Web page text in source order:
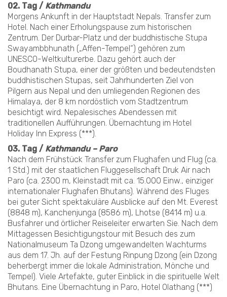
02. Tag / Kathmandu
Morgens Ankunft in der Hauptstadt Nepals. Transfer zum
Hotel. Nach einer Erholungspause zum historischen
Zentrum. Der Durbar-Platz und der buddhistische Stupa
Swayambbhunath („Affen-Tempel“) gehören zum
UNESCO-Weltkulturerbe. Dazu gehört auch der
Boudhanath Stupa, einer der größten und bedeutendsten
buddhistischen Stupas, seit Jahrhunderten Ziel von
Pilgern aus Nepal und den umliegenden Regionen des
Himalaya, der 8 km nordöstlich vom Stadtzentrum
besichtigt wird. Nepalesisches Abendessen mit
traditionellen Aufführungen. Übernachtung im Hotel
Holiday Inn Express (***).
03. Tag / Kathmandu – Paro
Nach dem Frühstück Transfer zum Flughafen und Flug (ca.
1 Std.) mit der staatlichen Fluggesellschaft Druk Air nach
Paro (ca. 2300 m, Kleinstadt mit ca. 15.000 Einw., einziger
internationaler Flughafen Bhutans). Während des Fluges
bei guter Sicht spektakuläre Ausblicke auf den Mt. Everest
(8848 m), Kanchenjunga (8586 m), Lhotse (8414 m) u.a.
Busfahrer und örtlicher Reiseleiter erwarten Sie. Nach dem
Mittagessen Besichtigungstour mit Besuch des zum
Nationalmuseum Ta Dzong umgewandelten Wachturms
aus dem 17. Jh. auf der Festung Rinpung Dzong (ein Dzong
beherbergt immer die lokale Administration, Mönche und
Tempel). Viele Artefakte, guter Einblick in die spirituelle Welt
Bhutans. Eine Übernachtung in Paro, Hotel Olathang (***)